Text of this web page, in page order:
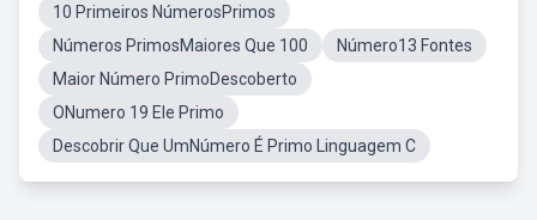
10 Primeiros NúmerosPrimos
Números PrimosMaiores Que 100
Número13 Fontes
Maior Número PrimoDescoberto
ONumero 19 Ele Primo
Descobrir Que UmNúmero É Primo Linguagem C